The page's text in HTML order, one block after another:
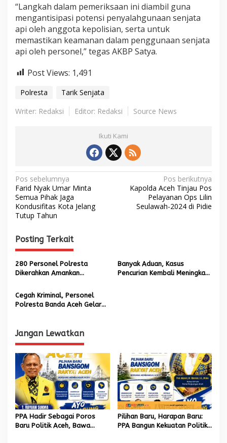
“Langkah dalam pemeriksaan ini diambil guna
mengantisipasi potensi penyalahgunaan senjata
api oleh anggota kepolisian, serta untuk
memastikan keamanan dalam penggunaan senjata
api oleh personel,” tegas AKBP Satya.
Post Views: 1,491
Polresta
Tarik Senjata
Writer: Redaksi
Editor: Redaksi Source News
Ikuti Kami
N
a
v
g
a
s
p
o
Pos sebelumnya
Farid Nyak Umar Minta
Semua Pihak Jaga
Kondusifitas Kota Jelang
Tutup Tahun
Pos berikutnya
Kapolda Aceh Tinjau Pos
Pelayanan Ops Lilin
Seulawah-2024 di Pidie
Posting Terkait
280 Personel Polresta
Dikerahkan Amankan
Banyak Aduan, Kasus
Pencurian Kembali Meningkat
Cegah Kriminal, Personel
Polresta Banda Aceh Gelar
Jangan Lewatkan
PPA Hadir Sebagai Poros
Baru Politik Aceh, Bawa
Pilihan Baru, Harapan Baru:
PPA Bangun Kekuatan Politik